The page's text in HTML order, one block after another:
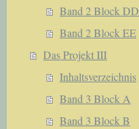
Band 2 Block DD
Band 2 Block EE
Das Projekt III
Inhaltsverzeichnis
Band 3 Block A
Band 3 Block B